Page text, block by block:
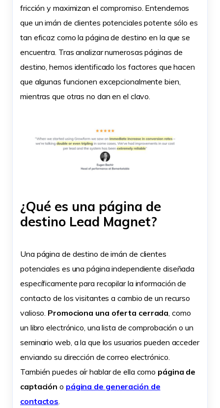
fricción y maximizan el compromiso. Entendemos
que un imán de clientes potenciales potente sólo es
tan eficaz como la página de destino en la que se
encuentra. Tras analizar numerosas páginas de
destino, hemos identificado los factores que hacen
que algunas funcionen excepcionalmente bien,
mientras que otras no dan en el clavo.
¿Qué es una página de
destino Lead Magnet?
Una página de destino de imán de clientes
potenciales es una página independiente diseñada
específicamente para recopilar la información de
contacto de los visitantes a cambio de un recurso
valioso. Promociona una oferta cerrada, como
un libro electrónico, una lista de comprobación o un
seminario web, a la que los usuarios pueden acceder
enviando su dirección de correo electrónico.
También puedes oír hablar de ella como página de
captación o página de generación de
contactos.